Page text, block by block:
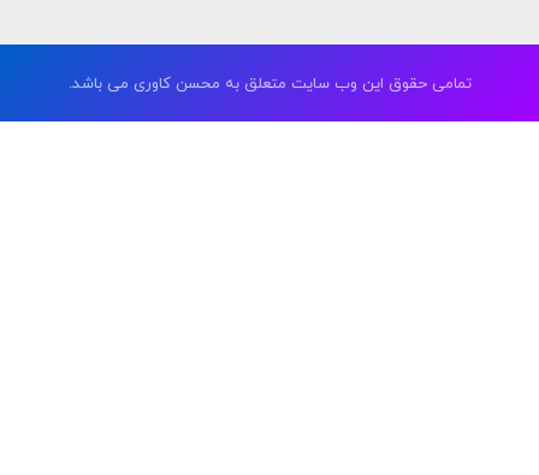
تمامی حقوق این وب سایت متعلق به محسن کاوری می باشد.